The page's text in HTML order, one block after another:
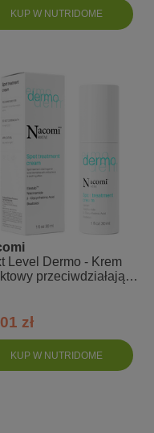
KUP W NUTRIDOME
KUP W NUTRIDOME
Level Dermo - Krem
przeciwdziałający
zł